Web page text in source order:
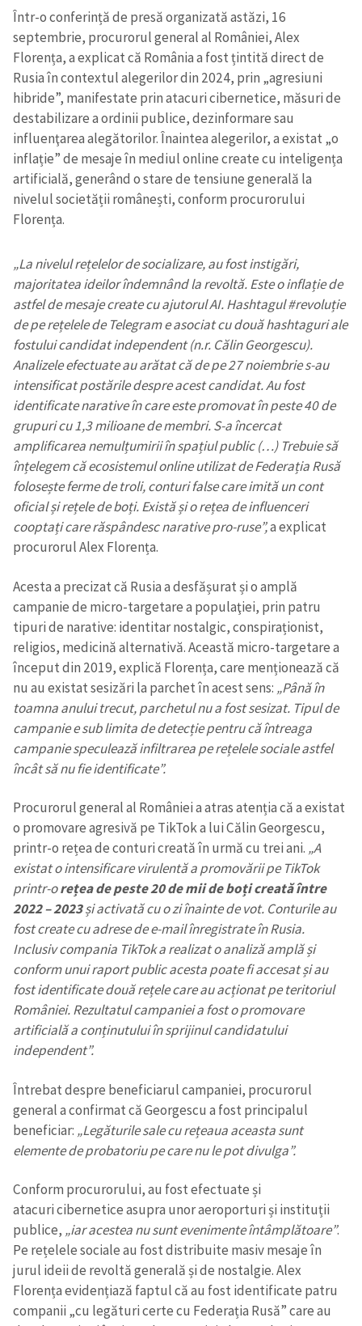
Trimite o informație
Despre ZdG
in English
на русском
Într-o conferință de presă organizată astăzi, 16
septembrie, procurorul general al României, Alex
Florența, a explicat că România a fost țintită direct de
Rusia în contextul alegerilor din 2024, prin „agresiuni
hibride”, manifestate prin atacuri cibernetice, măsuri de
destabilizare a ordinii publice, dezinformare sau
influenţarea alegătorilor. Înaintea alegerilor, a existat „o
inflație” de mesaje în mediul online create cu inteligența
artificială, generând o stare de tensiune generală la
nivelul societății românești, conform procurorului
Florența.
„La nivelul rețelelor de socializare, au fost instigări,
majoritatea ideilor îndemnând la revoltă. Este o inflație de
astfel de mesaje create cu ajutorul AI. Hashtagul #revoluție
de pe rețelele de Telegram e asociat cu două hashtaguri ale
fostului candidat independent (n.r. Călin Georgescu).
Analizele efectuate au arătat că de pe 27 noiembrie s-au
intensificat postările despre acest candidat. Au fost
identificate narative în care este promovat în peste 40 de
grupuri cu 1,3 milioane de membri. S-a încercat
amplificarea nemulțumirii în spațiul public (…) Trebuie să
înțelegem că ecosistemul online utilizat de Federația Rusă
folosește ferme de troli, conturi false care imită un cont
oficial și rețele de boți. Există și o rețea de influenceri
cooptați care răspândesc narative pro-ruse”,a explicat
procurorul Alex Florența.
Acesta a precizat că Rusia a desfășurat și o amplă
campanie de micro-targetare a populaţiei, prin patru
tipuri de narative: identitar nostalgic, conspiraționist,
religios, medicină alternativă. Această micro-targetare a
început din 2019, explică Florența, care menționează că
nu au existat sesizări la parchet în acest sens: „Până în
toamna anului trecut, parchetul nu a fost sesizat. Tipul de
campanie e sub limita de detecție pentru că întreaga
campanie speculează infiltrarea pe rețelele sociale astfel
încât să nu fie identificate”.
Procurorul general al României a atras atenția că a existat
o promovare agresivă pe TikTok a lui Călin Georgescu,
printr-o rețea de conturi creată în urmă cu trei ani. „A
existat o intensificare virulentă a promovării pe TikTok
printr-orețea de peste 20 de mii de boți creată între
2022 – 2023și activată cu o zi înainte de vot. Conturile au
fost create cu adrese de e-mail înregistrate în Rusia.
Inclusiv compania TikTok a realizat o analiză amplă și
conform unui raport public acesta poate fi accesat și au
fost identificate două rețele care au acționat pe teritoriul
României. Rezultatul campaniei a fost o promovare
artificială a conținutului în sprijinul candidatului
independent”.
Întrebat despre beneficiarul campaniei, procurorul
general a confirmat că Georgescu a fost principalul
beneficiar: „Legăturile sale cu rețeaua aceasta sunt
elemente de probatoriu pe care nu le pot divulga”.
Conform procurorului, au fost efectuate și
atacuri cibernetice asupra unor aeroporturi și instituții
publice, „iar acestea nu sunt evenimente întâmplătoare”.
Pe rețelele sociale au fost distribuite masiv mesaje în
jurul ideii de revoltă generală și de nostalgie. Alex
Florența evidențiază faptul că au fost identificate patru
companii „cu legături certe cu Federația Rusă” care au